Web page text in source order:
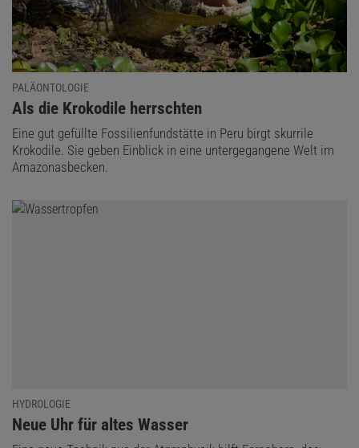
PALÄONTOLOGIE
:
Als die Krokodile herrschten
Eine gut gefüllte Fossilienfundstätte in Peru birgt skurrile
Krokodile. Sie geben Einblick in eine untergegangene Welt im
Amazonasbecken.
HYDROLOGIE
:
Neue Uhr für altes Wasser